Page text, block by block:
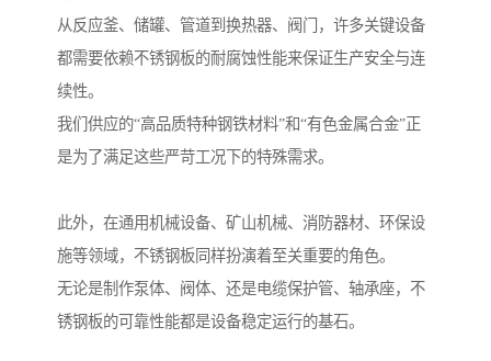
从反应釜、储罐、管道到换热器、阀门，许多关键设备
都需要依赖不锈钢板的耐腐蚀性能来保证生产安全与连
续性。
我们供应的“高品质特种钢铁材料”和“有色金属合金”正
是为了满足这些严苛工况下的特殊需求。
此外，在通用机械设备、矿山机械、消防器材、环保设
施等领域，不锈钢板同样扮演着至关重要的角色。
无论是制作泵体、阀体、还是电缆保护管、轴承座，不
锈钢板的可靠性能都是设备稳定运行的基石。